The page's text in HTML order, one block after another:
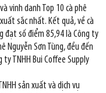
vinh danh Top 10 cà phê
sắc nhất. Kết quả, về cà
đạt số điểm 85,94 là Công ty
Nguyễn Sơn Tùng, đều đến
TNHH Bui Coffee Supply
sản xuất và dịch vụ